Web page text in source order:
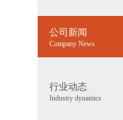
公司新闻
Company News
行业动态
Industry dynamics